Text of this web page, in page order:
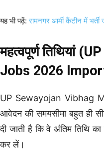
यह भी पढ़ें:रामनगर आर्मी कैंटीन में
महत्वपूर्ण तिथियां
Jobs 2026
UP Sewayojan Vibhag
आवेदन की समयसीमा बहुत ही
दी जाती है कि वे अंतिम तिथि
कर लें।